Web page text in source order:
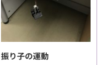
振り子の運動